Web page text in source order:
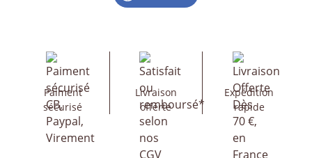
Paiment
sécurisé
Livraison
offerte
Expédition
rapide